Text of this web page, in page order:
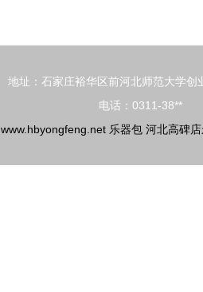
地址：石家庄裕华区前河北师范大学创
电话：0311-38**
www.hbyongfeng.net 乐器包 河北高碑